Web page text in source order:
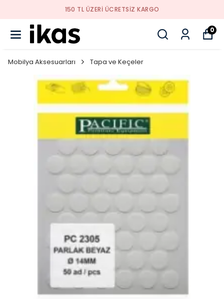
150 TL ÜZERI ÜCRETSIZ KARGO
0
Mobilya Aksesuarları Tapa ve Keçeler